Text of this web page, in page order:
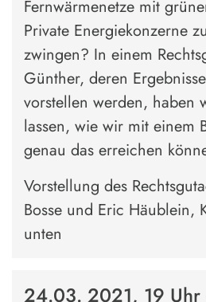
Fernwärmenetze mit
Private Energiekonzerne
zwingen? In einem
Günther, deren
vorstellen werden, haben
lassen, wie wir mit einem
genau das erreichen
Vorstellung des
Bosse und Eric Häublein,
unten
24.03. 2021, 19 Uhr